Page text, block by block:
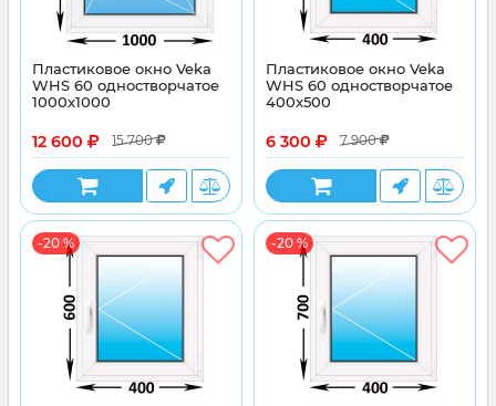
Пластиковое окно Veka
WHS 60 одностворчатое
1000x1000
12 600 15 700
Пластиковое окно Veka
WHS 60 одностворчатое
400x500
6 300 7 900
-20 % -20 %